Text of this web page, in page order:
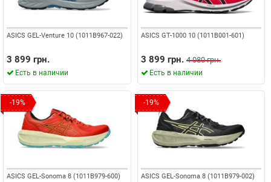
ASICS GEL-Venture 10 (1011B967-022)
3 899 грн.
Есть в наличии
ASICS GT-1000 10 (1011B001-601)
3 899 грн. 4 080 грн.
Есть в наличии
-19%
ASICS GEL-Sonoma 8 (1011B979-600)
-19%
ASICS GEL-Sonoma 8 (1011B979-002)